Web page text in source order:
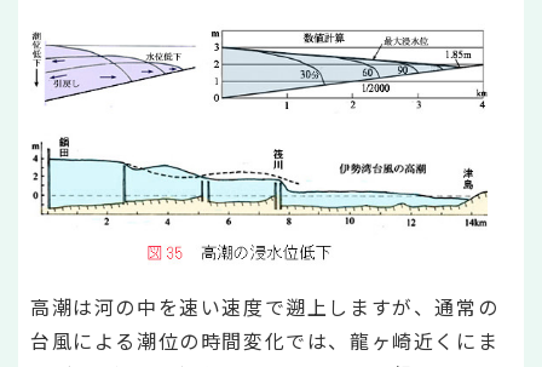
高潮は河の中を速い速度で遡上しますが、通常の
台風による潮位の時間変化では、龍ヶ崎近くにま